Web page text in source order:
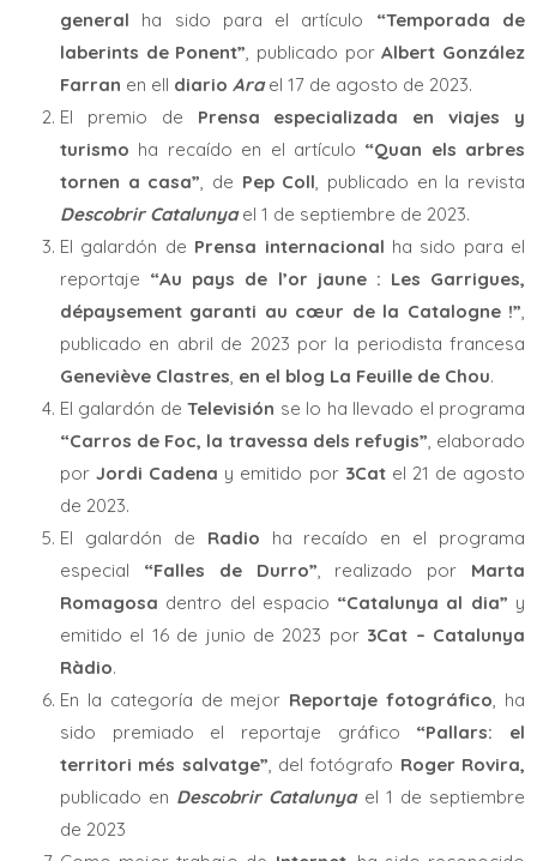
general ha sido para el artículo “Temporada de
laberints de Ponent”, publicado porAlbert González
Farran en ell diario Arael 17 de agosto de 2023.
El premio de Prensa especializada en viajes y
turismo ha recaído en el artículo “Quan els arbres
tornen a casa”, de Pep Coll, publicado en la revista
Descobrir Catalunyael 1 de septiembre de 2023.
El galardón de Prensa internacional ha sido para el
reportaje “Au pays de l’or jaune : Les Garrigues,
dépaysement garanti au cœur de la Catalogne !”,
publicado en abril de 2023 por la periodista francesa
Geneviève Clastres, en el blog La Feuille de Chou.
El galardón deTelevisión se lo ha llevado el programa
“Carros de Foc, la travessa dels refugis”, elaborado
porJordi Cadena y emitido por 3Catel 21 de agosto
de 2023.
El galardón de Radio ha recaído en el programa
especial “Falles de Durro”, realizado por Marta
Romagosa dentro del espacio “Catalunya al dia” y
emitido el 16 de junio de 2023 por 3Cat – Catalunya
Ràdio.
En la categoría de mejor Reportaje fotográfico, ha
sido premiado el reportaje gráfico “Pallars: el
territori més salvatge”, del fotógrafo Roger Rovira,
publicado en Descobrir Catalunyael 1 de septiembre
de 2023